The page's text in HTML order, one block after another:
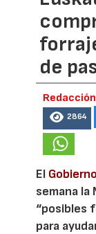
de
2864
El
semana la
“posibles
para